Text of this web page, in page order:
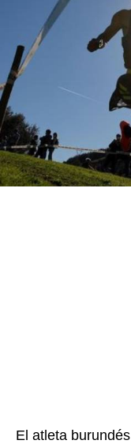
El atleta burundés